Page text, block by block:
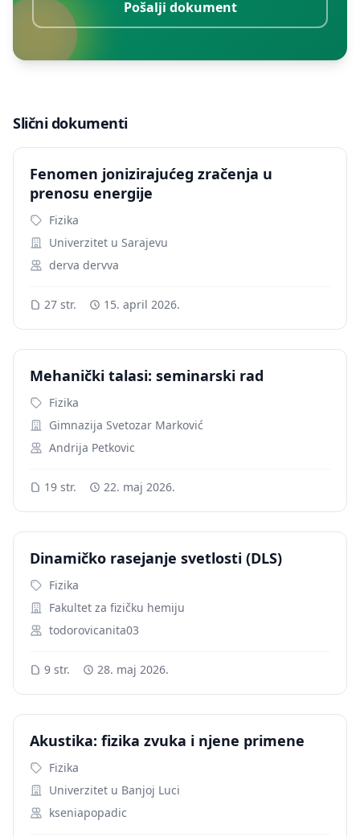
Pošalji dokument
Slični dokumenti
Fenomen jonizirajućeg zračenja u
prenosu energije
Fizika
Univerzitet u Sarajevu
derva dervva
27 str. 15. april 2026.
Mehanički talasi: seminarski rad
Fizika
Gimnazija Svetozar Marković
Andrija Petkovic
19 str. 22. maj 2026.
Dinamičko rasejanje svetlosti (DLS)
Fizika
Fakultet za fizičku hemiju
todorovicanita03
9 str. 28. maj 2026.
Akustika: fizika zvuka i njene primene
Fizika
Univerzitet u Banjoj Luci
kseniapopadic